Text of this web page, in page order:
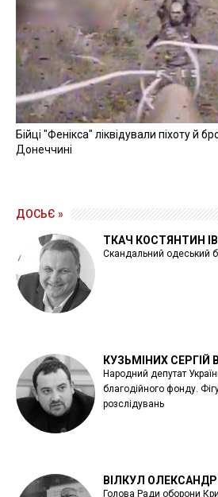
Бійці "Фенікса" ліквідували піхоту й
Донеччині
ДОСЬЄ »
ТКАЧ КОСТЯНТИН
Скандальний одеський
КУЗЬМІНИХ
Народний депутат
благодійного фонду.
розслідувань
ВІЛКУЛ
Голова Ради оборони